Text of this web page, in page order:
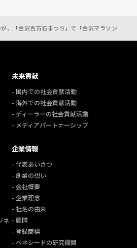
、「金沢百万石まつり」で「金沢マラソン
ネ
未来貢献
- 国内での社会貢献活動
- 海外での社会貢献活動
- ディーラーの社会貢献活動
- メディアパートナーシップ
企業情報
- 代表あいさつ
- 創業の想い
- 会社概要
- 企業理念
- 社名の由来
- 顧問
- 登録商標
- ベネシードの研究機関